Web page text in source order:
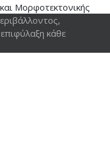
Μορφοτεκτονικής
κάθε